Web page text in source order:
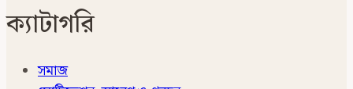
ক্যাটাগরি
সমাজ